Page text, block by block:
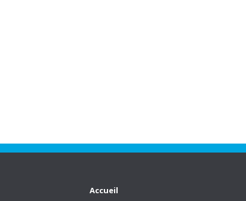
Accueil